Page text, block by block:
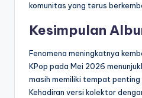
komunitas yang terus
Kesimpulan
Fenomena meningkatnya
KPop pada Mei 2026
masih memiliki tempat
Kehadiran versi kolektor